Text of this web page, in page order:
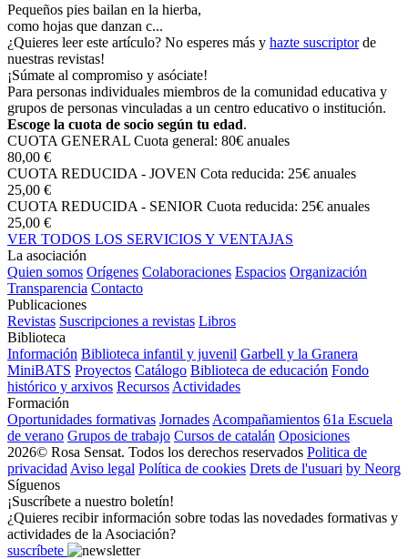
Pequeños pies bailan en la hierba,
como hojas que danzan c...
¿Quieres leer este artículo? No esperes más y hazte suscriptor de
nuestras revistas!
¡Súmate al compromiso y asóciate!
Para personas individuales miembros de la comunidad educativa y
grupos de personas vinculadas a un centro educativo o institución.
Escoge la cuota de socio según tu edad.
CUOTA GENERAL Cuota general: 80€ anuales
80,00 €
CUOTA REDUCIDA - JOVEN Cota reducida: 25€ anuales
25,00 €
CUOTA REDUCIDA - SENIOR Cuota reducida: 25€ anuales
25,00 €
VER TODOS LOS SERVICIOS Y VENTAJAS
La asociación
Quien somos Orígenes Colaboraciones Espacios Organización
Transparencia Contacto
Publicaciones
Revistas Suscripciones a revistas Libros
Biblioteca
Información Biblioteca infantil y juvenil Garbell y la Granera
MiniBATS Proyectos Catálogo Biblioteca de educación Fondo
histórico y arxivos Recursos Actividades
Formación
Oportunidades formativas Jornades Acompañamientos 61a Escuela
de verano Grupos de trabajo Cursos de catalán Oposiciones
2026© Rosa Sensat. Todos los derechos reservados Politica de
privacidad Aviso legal Política de cookies Drets de l'usuari by Neorg
Síguenos
¡Suscríbete a nuestro boletín!
¿Quieres recibir información sobre todas las novedades formativas y
actividades de la Asociación?
suscríbete